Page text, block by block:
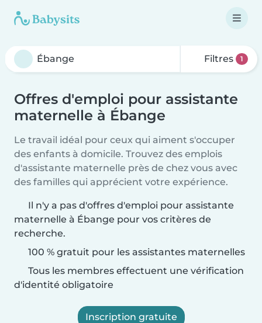
Filtres 1
Offres d'emploi pour assistante
maternelle à Ébange
Le travail idéal pour ceux qui aiment s'occuper
des enfants à domicile. Trouvez des emplois
d'assistante maternelle près de chez vous avec
des familles qui apprécient votre expérience.
Il n'y a pas d'offres d'emploi pour assistante
maternelle à Ébange pour vos critères de
recherche.
100 % gratuit pour les assistantes maternelles
Tous les membres effectuent une vérification
d'identité obligatoire
Inscription gratuite